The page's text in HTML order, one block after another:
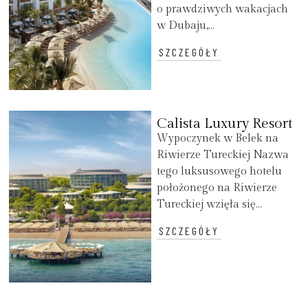
o prawdziwych wakacjach
w Dubaju,...
SZCZEGÓŁY
Calista Luxury Resort
Wypoczynek w Belek na
Riwierze Tureckiej Nazwa
tego luksusowego hotelu
położonego na Riwierze
Tureckiej wzięła się...
SZCZEGÓŁY